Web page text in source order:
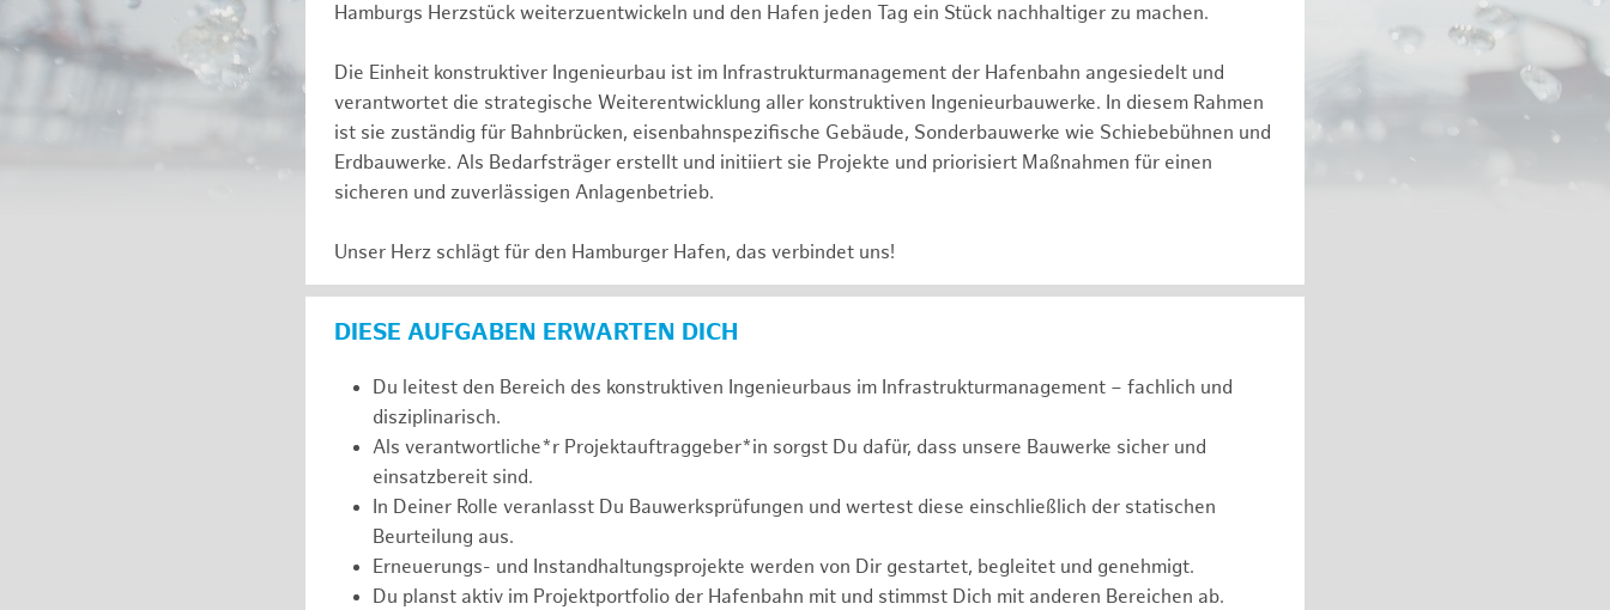
Hamburgs Herzstück weiterzuentwickeln und den Hafen jeden Tag ein Stück nachhaltiger zu machen.
Die Einheit konstruktiver Ingenieurbau ist im Infrastrukturmanagement der Hafenbahn angesiedelt und
verantwortet die strategische Weiterentwicklung aller konstruktiven Ingenieurbauwerke. In diesem Rahmen
ist sie zuständig für Bahnbrücken, eisenbahnspezifische Gebäude, Sonderbauwerke wie Schiebebühnen und
Erdbauwerke. Als Bedarfsträger erstellt und initiiert sie Projekte und priorisiert Maßnahmen für einen
sicheren und zuverlässigen Anlagenbetrieb.
Unser Herz schlägt für den Hamburger Hafen, das verbindet uns!
DIESE AUFGABEN ERWARTEN DICH
Du leitest den Bereich des konstruktiven Ingenieurbaus im Infrastrukturmanagement – fachlich und
disziplinarisch.
Als verantwortliche*r Projektauftraggeber*in sorgst Du dafür, dass unsere Bauwerke sicher und
einsatzbereit sind.
In Deiner Rolle veranlasst Du Bauwerksprüfungen und wertest diese einschließlich der statischen
Beurteilung aus.
Erneuerungs- und Instandhaltungsprojekte werden von Dir gestartet, begleitet und genehmigt.
Du planst aktiv im Projektportfolio der Hafenbahn mit und stimmst Dich mit anderen Bereichen ab.